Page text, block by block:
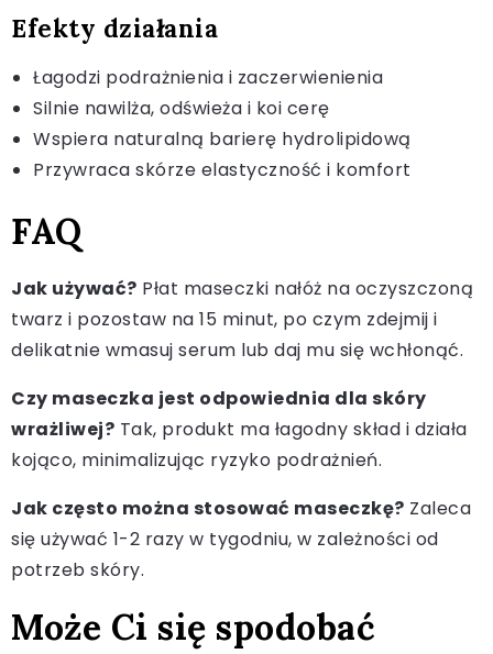
Efekty działania
Łagodzi podrażnienia i zaczerwienienia
Silnie nawilża, odświeża i koi cerę
Wspiera naturalną barierę hydrolipidową
Przywraca skórze elastyczność i komfort
FAQ
Jak używać? Płat maseczki nałóż na oczyszczoną
twarz i pozostaw na 15 minut, po czym zdejmij i
delikatnie wmasuj serum lub daj mu się wchłonąć.
Czy maseczka jest odpowiednia dla skóry
wrażliwej? Tak, produkt ma łagodny skład i działa
kojąco, minimalizując ryzyko podrażnień.
Jak często można stosować maseczkę? Zaleca
się używać 1-2 razy w tygodniu, w zależności od
potrzeb skóry.
Może Ci się spodobać